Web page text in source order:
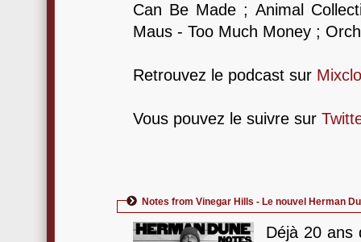
Can Be Made ; Animal
Maus - Too Much Money ;
Retrouvez le podcast sur
Vous pouvez le suivre sur
Notes from Vinegar Hills - Le nouvel Herman
Déjà 20 ans